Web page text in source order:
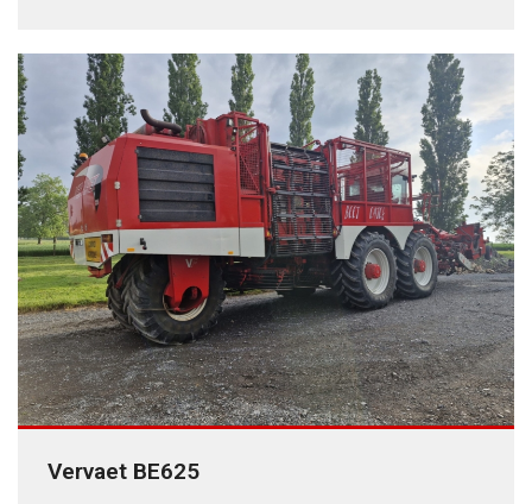
Vervaet BE625